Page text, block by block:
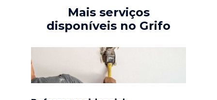
Mais serviços
disponíveis no Grifo